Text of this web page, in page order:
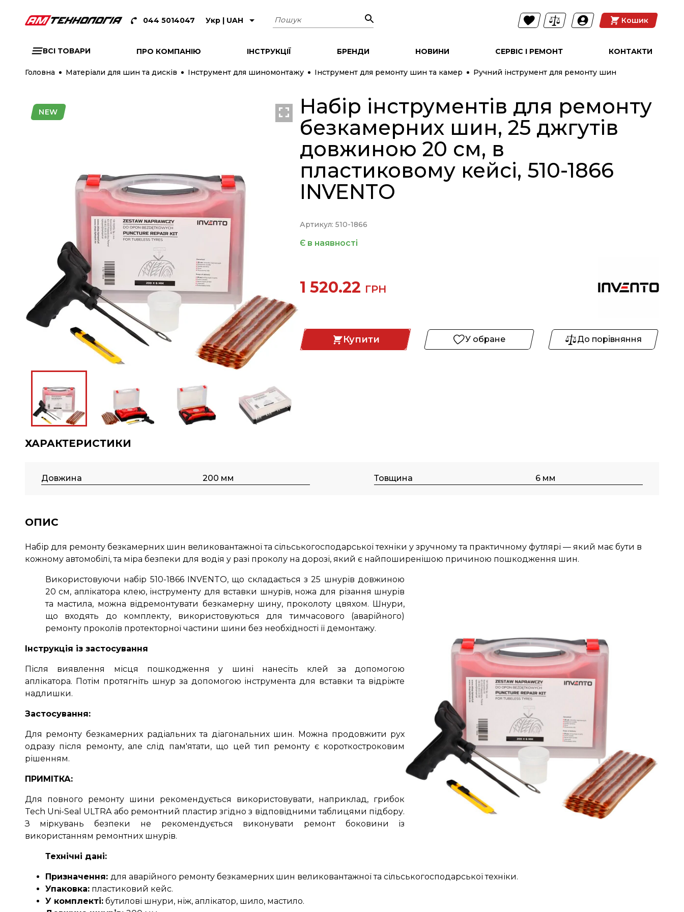
044 5014047 Укр | UAH Пошук Кошик
ВСІ ТОВАРИ ПРО КОМПАНІЮ ІНСТРУКЦІЇ БРЕНДИ НОВИНИ СЕРВІС І РЕМОНТ КОНТАКТИ
Головна Матеріали для шин та дисків Інструмент для шиномонтажу Інструмент для ремонту шин та камер Ручний інструмент для ремонту шин
NEW NEW NEW
Набір інструментів для ремонту
безкамерних шин, 25 джгутів
довжиною 20 см, в
пластиковому кейсі, 510-1866
INVENTO
Артикул: 510-1866
Є в наявності
1 520.22 ГРН
Купити У обране До порівняння
ХАРАКТЕРИСТИКИ
Довжина 200 мм Товщина 6 мм
ОПИС
Набір для ремонту безкамерних шин великовантажної та сільськогосподарської техніки у зручному та практичному футлярі — який має бути в
кожному автомобілі, та міра безпеки для водія у разі проколу на дорозі, який є найпоширенішою причиною пошкодження шин.
Використовуючи набір 510-1866 INVENTO, що складається з 25 шнурів довжиною
20 см, аплікатора клею, інструменту для вставки шнурів, ножа для різання шнурів
та мастила, можна відремонтувати безкамерну шину, проколоту цвяхом. Шнури,
що входять до комплекту, використовуються для тимчасового (аварійного)
ремонту проколів протекторної частини шини без необхідності її демонтажу.
Інструкція із застосування
Після виявлення місця пошкодження у шині нанесіть клей за допомогою
аплікатора. Потім протягніть шнур за допомогою інструмента для вставки та відріжте
надлишки.
Застосування:
Для ремонту безкамерних радіальних та діагональних шин. Можна продовжити рух
одразу після ремонту, але слід пам'ятати, що цей тип ремонту є короткостроковим
рішенням.
ПРИМІТКА:
Для повного ремонту шини рекомендується використовувати, наприклад, грибок
Tech Uni-Seal ULTRA або ремонтний пластир згідно з відповідними таблицями підбору.
З міркувань безпеки не рекомендується виконувати ремонт боковини із
використанням ремонтних шнурів.
Технічні дані:
Призначення: для аварійного ремонту безкамерних шин великовантажної та сільськогосподарської техніки.
Упаковка:пластиковий кейс.
У комплекті:бутилові шнури, ніж, аплікатор, шило, мастило.